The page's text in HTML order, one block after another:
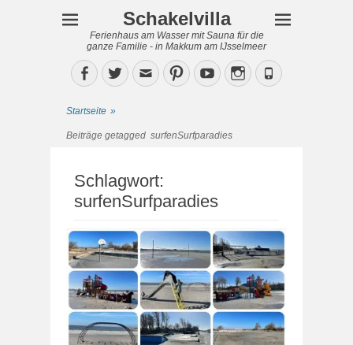
Schakelvilla
Ferienhaus am Wasser mit Sauna für die
ganze Familie - in Makkum am IJsselmeer
Facebook
TwitterEmailPinterestYouTubeInstagram
Phone
Startseite »
Beiträge getagged surfenSurfparadies
Schlagwort:
surfenSurfparadies